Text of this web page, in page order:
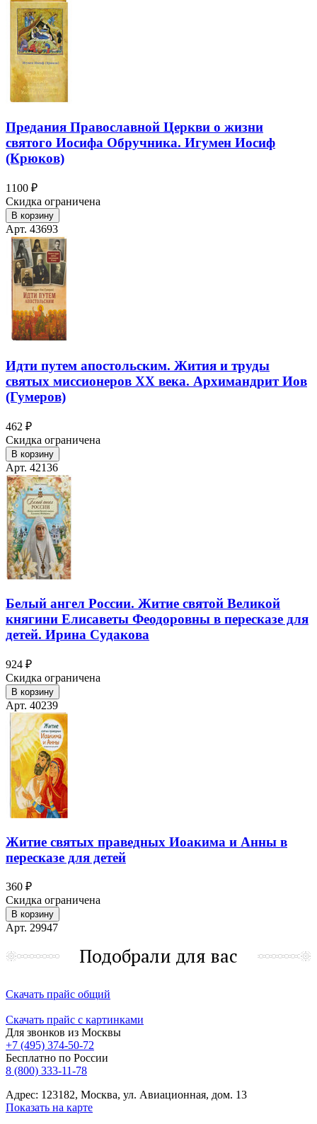
Предания Православной Церкви о жизни
святого Иосифа Обручника. Игумен Иосиф
(Крюков)
1100 ₽
Скидка ограничена
В корзину
Арт. 43693
Идти путем апостольским. Жития и труды
святых миссионеров ХХ века. Архимандрит Иов
(Гумеров)
462 ₽
Скидка ограничена
В корзину
Арт. 42136
Белый ангел России. Житие святой Великой
княгини Елисаветы Феодоровны в пересказе для
детей. Ирина Судакова
924 ₽
Скидка ограничена
В корзину
Арт. 40239
Житие святых праведных Иоакима и Анны в
пересказе для детей
360 ₽
Скидка ограничена
В корзину
Арт. 29947
Подобрали для вас
Скачать прайс общий
Скачать прайс с картинками
Для звонков из Москвы
+7 (495) 374-50-72
Бесплатно по России
8 (800) 333-11-78
Адрес: 123182, Москва, ул. Авиационная, дом. 13
Показать на карте